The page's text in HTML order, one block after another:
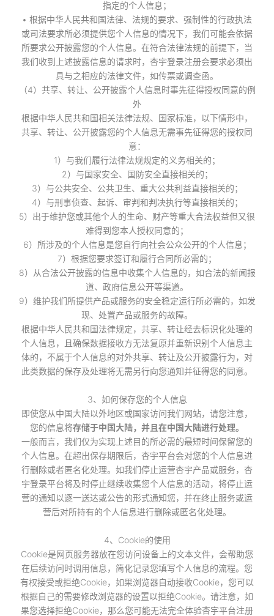
指定的个人信息；
• 根据中华人民共和国法律、法规的要求、强制性的行政执法
或司法要求所必须提供您个人信息的情况下，我们可能会依据
所要求公开披露您的个人信息。在符合法律法规的前提下，当
我们收到上述披露信息的请求时，杏宇登录注册会要求必须出
具与之相应的法律文件，如传票或调查函。
（4）共享、转让、公开披露个人信息时事先征得授权同意的例
外
根据中华人民共和国相关法律法规、国家标准，以下情形中，
共享、转让、公开披露您的个人信息无需事先征得您的授权同
意：
1）与我们履行法律法规规定的义务相关的；
2）与国家安全、国防安全直接相关的；
3）与公共安全、公共卫生、重大公共利益直接相关的；
4）与刑事侦查、起诉、审判和判决执行等直接相关的；
5）出于维护您或其他个人的生命、财产等重大合法权益但又很
难得到您本人授权同意的；
6）所涉及的个人信息是您自行向社会公众公开的个人信息；
7）根据您要求签订和履行合同所必需的；
8）从合法公开披露的信息中收集个人信息的，如合法的新闻报
道、政府信息公开等渠道。
9）维护我们所提供产品或服务的安全稳定运行所必需的，如发
现、处置产品或服务的故障。
根据中华人民共和国法律规定，共享、转让经去标识化处理的
个人信息，且确保数据接收方无法复原并重新识别个人信息主
体的，不属于个人信息的对外共享、转让及公开披露行为，对
此类数据的保存及处理将无需另行向您通知并征得您的同意。
3、如何保存您的个人信息
即使您从中国大陆以外地区或国家访问我们网站，请您注意，
您的信息将存储于中国大陆，并且在中国大陆进行处理。
一般而言，我们仅为实现上述目的所必需的最短时间保留您的
个人信息。在超出保存期限后，杏宇平台会对您的个人信息进
行删除或者匿名化处理。如我们停止运营杏宇产品或服务，杏
宇登录平台将及时停止继续收集您个人信息的活动，将停止运
营的通知以逐一送达或公告的形式通知您，并在终止服务或运
营后对所持有的个人信息进行删除或匿名化处理。
4、Cookie的使用
Cookie是网页服务器放在您访问设备上的文本文件，会帮助您
在后续访问时调用信息，简化记录您填写个人信息的流程。您
有权接受或拒绝Cookie，如果浏览器自动接收Cookie，您可以
根据自己的需要修改浏览器的设置以拒绝Cookie。请注意，如
果您选择拒绝Cookie，那么您可能无法完全体验杏宇平台注册